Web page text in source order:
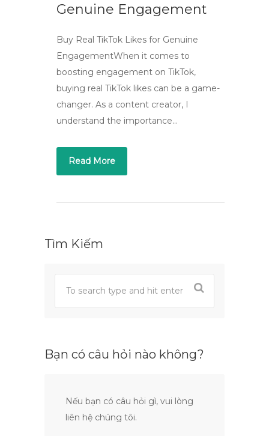
Genuine Engagement
Buy Real TikTok Likes for Genuine
EngagementWhen it comes to
boosting engagement on TikTok,
buying real TikTok likes can be a game-
changer. As a content creator, I
understand the importance…
Read More
Tìm Kiếm
Bạn có câu hỏi nào không?
Nếu bạn có câu hỏi gì, vui lòng
liên hệ chúng tôi.